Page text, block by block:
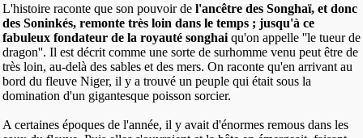
L'histoire raconte que son pouvoir de l'ancêtre des Songhaï, et donc
des Soninkés, remonte très loin dans le temps ; jusqu'à ce
fabuleux fondateur de la royauté songhai qu'on appelle ''le tueur de
dragon''. Il est décrit comme une sorte de surhomme venu peut être de
très loin, au-delà des sables et des mers. On raconte qu'en arrivant au
bord du fleuve Niger, il y a trouvé un peuple qui était sous la
domination d'un gigantesque poisson sorcier.
A certaines époques de l'année, il y avait d'énormes remous dans les